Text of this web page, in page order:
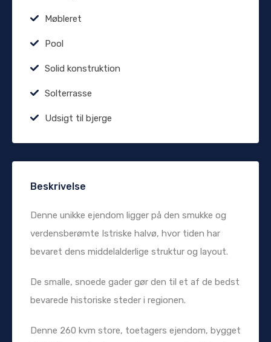
Møbleret
Pool
Solid konstruktion
Solterrasse
Udsigt til bjerge
Beskrivelse
Denne unikke ejendom ligger på den smukke og
verdensberømte Istriske halvø, hvor tiden har
bevaret dens middelalderlige struktur og layout.
De smalle, snoede gader gør den til et af de bedst
bevarede historiske steder i regionen.
Denne 260 kvm store, toetagers ejendom, bygget